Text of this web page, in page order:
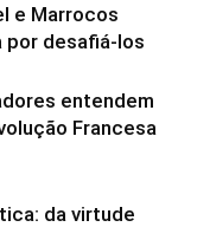
e Marrocos
por desafiá-los
entendem
Francesa
da virtude